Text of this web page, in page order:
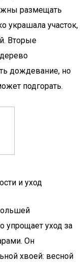
размещать
украшала участок,
Вторые
дождевание, но
подгорать.
и уход
упрощает уход за
Он
хвоей: весной